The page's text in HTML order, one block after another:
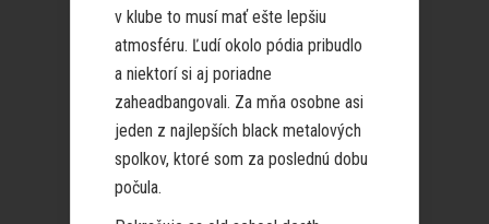
v klube to musí mať ešte lepšiu
atmosféru. Ľudí okolo pódia pribudlo
a niektorí si aj poriadne
zaheadbangovali. Za mňa osobne asi
jeden z najlepších black metalových
spolkov, ktoré som za poslednú dobu
počula.